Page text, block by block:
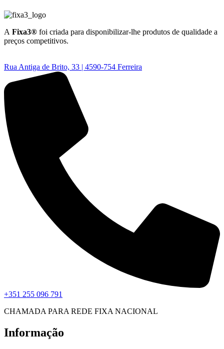
A Fixa3® foi criada para disponibilizar-lhe produtos de qualidade a
preços competitivos.
Rua Antiga de Brito, 33 | 4590-754 Ferreira
+351 255 096 791
CHAMADA PARA REDE FIXA NACIONAL
Informação